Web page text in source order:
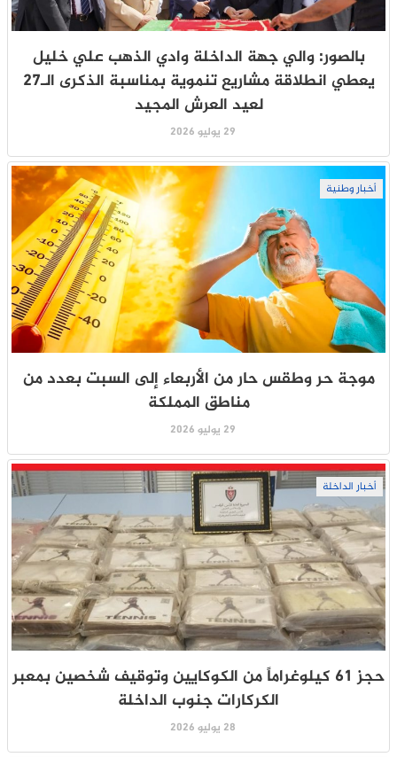
بالصور: والي جهة الداخلة وادي الذهب علي خليل
يعطي انطلاقة مشاريع تنموية بمناسبة الذكرى الـ27
لعيد العرش المجيد
29 يوليو 2026
أخبار وطنية
موجة حر وطقس حار من الأربعاء إلى السبت بعدد من
مناطق المملكة
29 يوليو 2026
أخبار الداخلة
حجز 61 كيلوغراماً من الكوكايين وتوقيف شخصين بمعبر
الكركارات جنوب الداخلة
28 يوليو 2026